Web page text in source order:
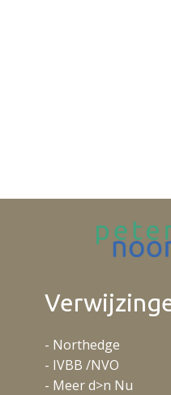
- Northedge
- IVBB /NVO
- Meer d>n Nu